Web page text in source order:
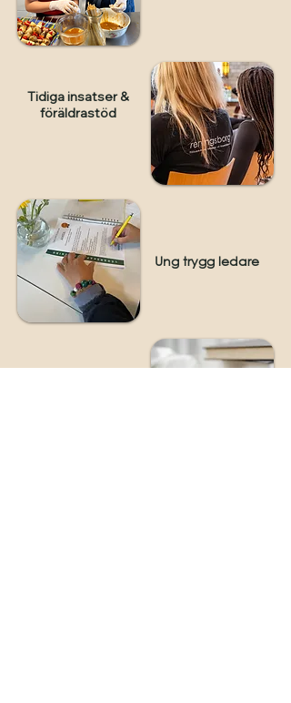
Tidiga insatser &
föräldrastöd
Ung trygg ledare